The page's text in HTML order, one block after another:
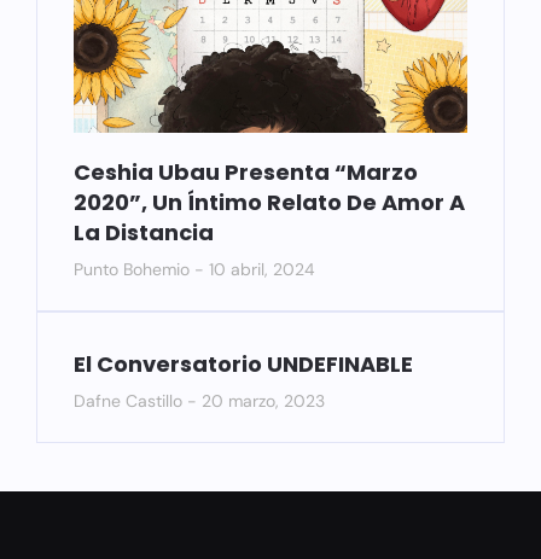
Ceshia Ubau Presenta “Marzo
2020”, Un Íntimo Relato De Amor A
La Distancia
Punto Bohemio 10 abril, 2024
El Conversatorio UNDEFINABLE
Dafne Castillo 20 marzo, 2023